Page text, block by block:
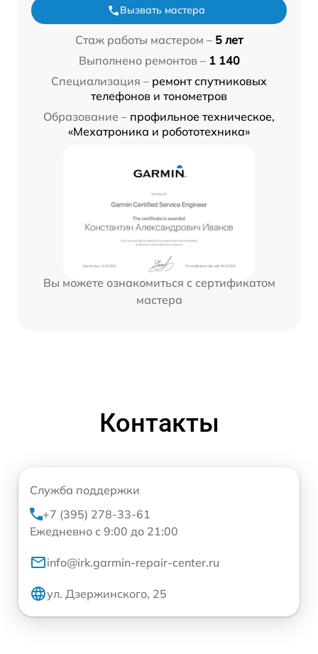
Вызвать мастера
Стаж работы мастером – 5 лет
Выполнено ремонтов – 1 140
Специализация – ремонт спутниковых
телефонов и тонометров
Образование – профильное техническое,
«Мехатроника и робототехника»
Вы можете ознакомиться с сертификатом
мастера
Контакты
Служба поддержки
+7 (395) 278-33-61
Ежедневно с 9:00 до 21:00
info@irk.garmin-repair-center.ru
ул. Дзержинского, 25